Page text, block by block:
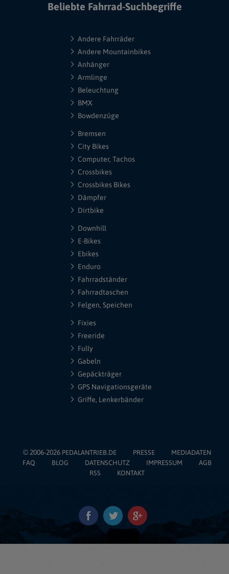
Beliebte Fahrrad-Suchbegriffe
Andere Fahrräder
Andere Mountainbikes
Anhänger
Armlinge
Beleuchtung
BMX
Bowdenzüge
Bremsen
City Bikes
Computer, Tachos
Crossbikes
Crossbikes Bikes
Dämpfer
Dirtbike
Downhill
E-Bikes
Ebikes
Enduro
Fahrradständer
Fahrradtaschen
Felgen, Speichen
Fixies
Freeride
Fully
Gabeln
Gepäckträger
GPS Navigationsgeräte
Griffe, Lenkerbänder
© 2006-2026 PEDALANTRIEB.DE PRESSE
MEDIADATEN
FAQ
BLOG DATENSCHUTZ IMPRESSUM
AGB
RSS
KONTAKT